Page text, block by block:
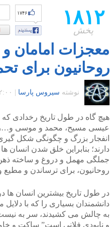
۱۸۱۲
پخش
۱۷۴۶
معجزات امامان
روحانیون برای
نوشته سیروس پارسا ۱۲:۰۰ گرينويچ -
هیچ گاه در طول تاریخ رخدادی که
عیسی مسیح، محمد و موسی
انفجار بزرگ و چگونگی شکل
دارند؛ بنابراین خلق شدن
جملگی مهمل و دروغ و ساخته ذهن
روحانیون، برای ترساندن و
در طول تاریخ بیشترین انسان ها
دانشمندان بسیاری را که با
به چالش می کشیدند، سر به نیست
و نابودی فلانی است” ساکت و